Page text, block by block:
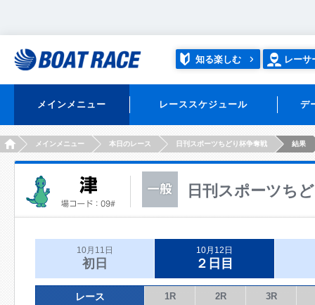
知る楽しむ レーサ
メインメニュー レーススケジュール デ
HOMEメインメニュー 本日のレース 日刊スポーツちどり杯争奪戦 結果
日刊スポーツち
10月11日
初日
10月12日
２日目
レース 1R 2R 3R